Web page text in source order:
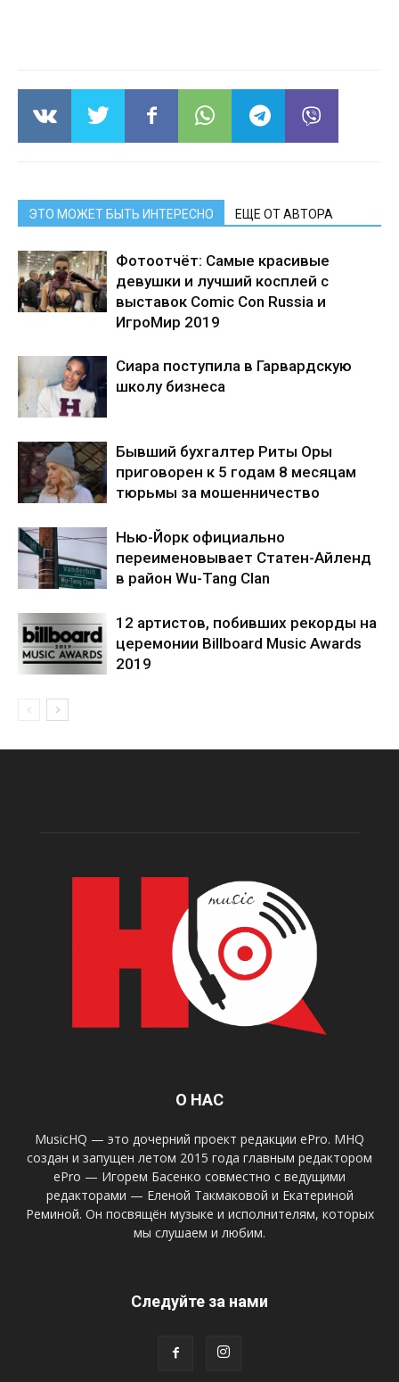
ЭТО МОЖЕТ БЫТЬ ИНТЕРЕСНО ЕЩЕ ОТ АВТОРА
Фотоотчёт: Самые красивые
девушки и лучший косплей с
выставок Comic Con Russia и
ИгроМир 2019
Сиара поступила в Гарвардскую
школу бизнеса
Бывший бухгалтер Риты Оры
приговорен к 5 годам 8 месяцам
тюрьмы за мошенничество
Нью-Йорк официально
переименовывает Статен-Айленд
в район Wu-Tang Clan
12 артистов, побивших рекорды на
церемонии Billboard Music Awards
2019
О НАС
MusicHQ — это дочерний проект редакции ePro. MHQ
создан и запущен летом 2015 года главным редактором
ePro — Игорем Басенко совместно с ведущими
редакторами — Еленой Такмаковой и Екатериной
Реминой. Он посвящён музыке и исполнителям, которых
мы слушаем и любим.
Следуйте за нами